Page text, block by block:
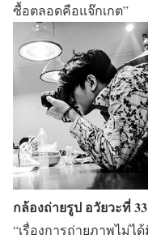
ซื้อตลอดคือแจ๊กเกต”
กล้องถ่ายรูป อวัยวะที่ 33
“เรื่องการถ่ายภาพไม่ไ